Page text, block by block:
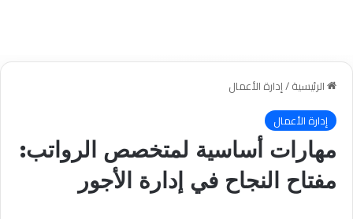
الرئيسية/إدارة الأعمال
إدارة الأعمال
مهارات أساسية لمتخصص الرواتب:
مفتاح النجاح في إدارة الأجور